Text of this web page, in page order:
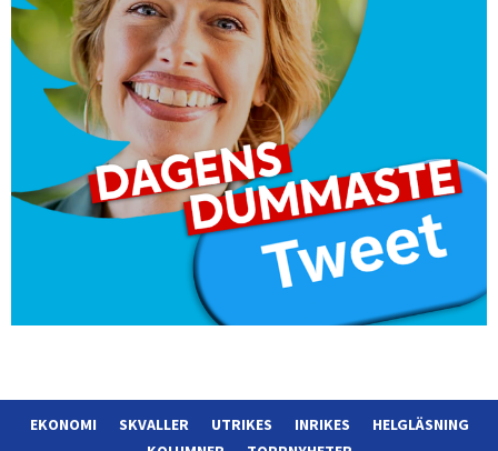
EKONOMI SKVALLER UTRIKES INRIKES
HELGLÄSNING